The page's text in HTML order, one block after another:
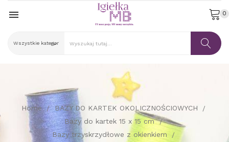
 0
Home
BAZY DO KARTEK OKOLICZNOŚCIOWYCH
Bazy do kartek 15 x 15 cm
Bazy trzyskrzydłowe z okienkiem